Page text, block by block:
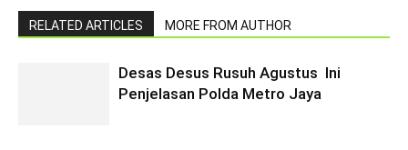
RELATED ARTICLES MORE FROM AUTHOR
Desas Desus Rusuh Agustus Ini
Penjelasan Polda Metro Jaya